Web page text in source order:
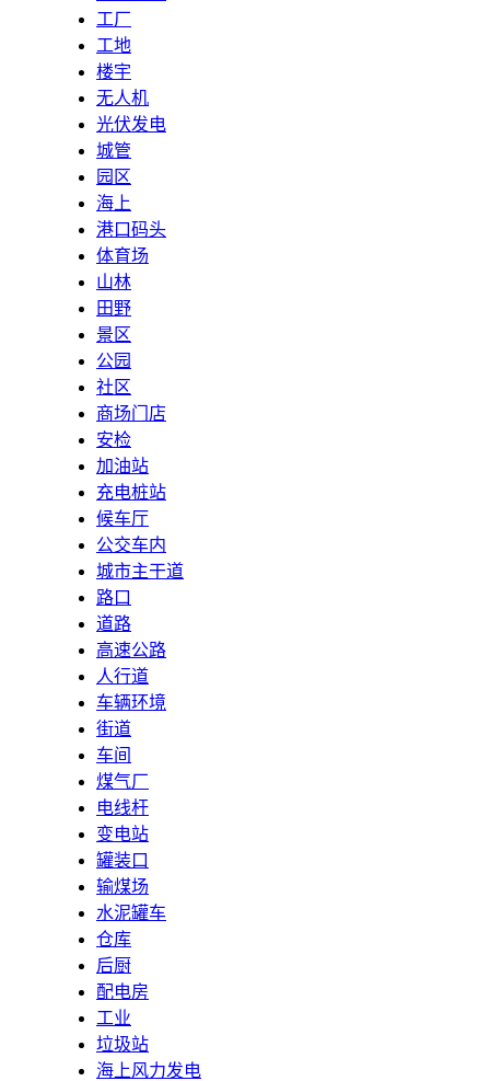
工厂
工地
楼宇
无人机
光伏发电
城管
园区
海上
港口码头
体育场
山林
田野
景区
公园
社区
商场门店
安检
加油站
充电桩站
候车厅
公交车内
城市主干道
路口
道路
高速公路
人行道
车辆环境
街道
车间
煤气厂
电线杆
变电站
罐装口
输煤场
水泥罐车
仓库
后厨
配电房
工业
垃圾站
海上风力发电